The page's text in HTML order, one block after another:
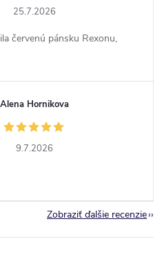
25.7.2026
červenú pánsku Rexonu,
Alena Hornikova
9.7.2026
Zobraziť ďalšie recenzie